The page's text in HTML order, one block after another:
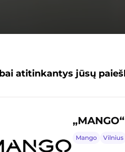
atitinkantys jūsų
Mango Vilnius